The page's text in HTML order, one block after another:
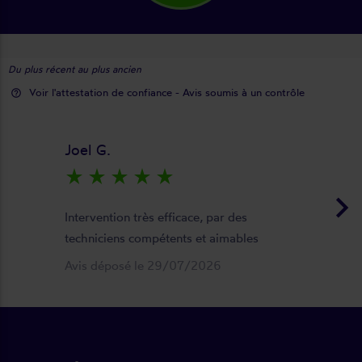
Du plus récent au plus ancien
help_outline Voir l'attestation de confiance - Avis soumis à un contrôle
keyboard_arrow_right
Joel G.
star_rate star_rate star_rate star_rate star_rate
Intervention très efficace, par des
techniciens compétents et aimables
Avis déposé le 29/07/2026